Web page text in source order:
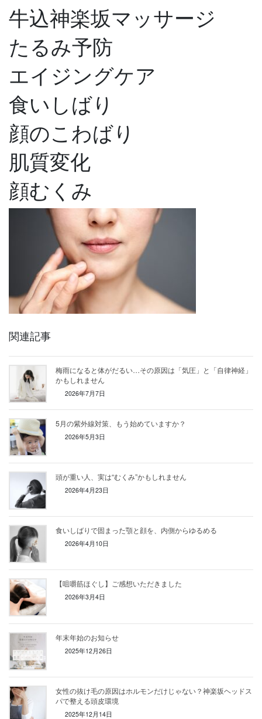
牛込神楽坂マッサージ
たるみ予防
エイジングケア
食いしばり
顔のこわばり
肌質変化
顔むくみ
関連記事
梅雨になると体がだるい…その原因は「気圧」と「自律神経」
かもしれません
2026年7月7日
5月の紫外線対策、もう始めていますか？
2026年5月3日
頭が重い人、実は“むくみ”かもしれません
2026年4月23日
食いしばりで固まった顎と顔を、内側からゆるめる
2026年4月10日
【咀嚼筋ほぐし】ご感想いただきました
2026年3月4日
年末年始のお知らせ
2025年12月26日
女性の抜け毛の原因はホルモンだけじゃない？神楽坂ヘッドス
パで整える頭皮環境
2025年12月14日